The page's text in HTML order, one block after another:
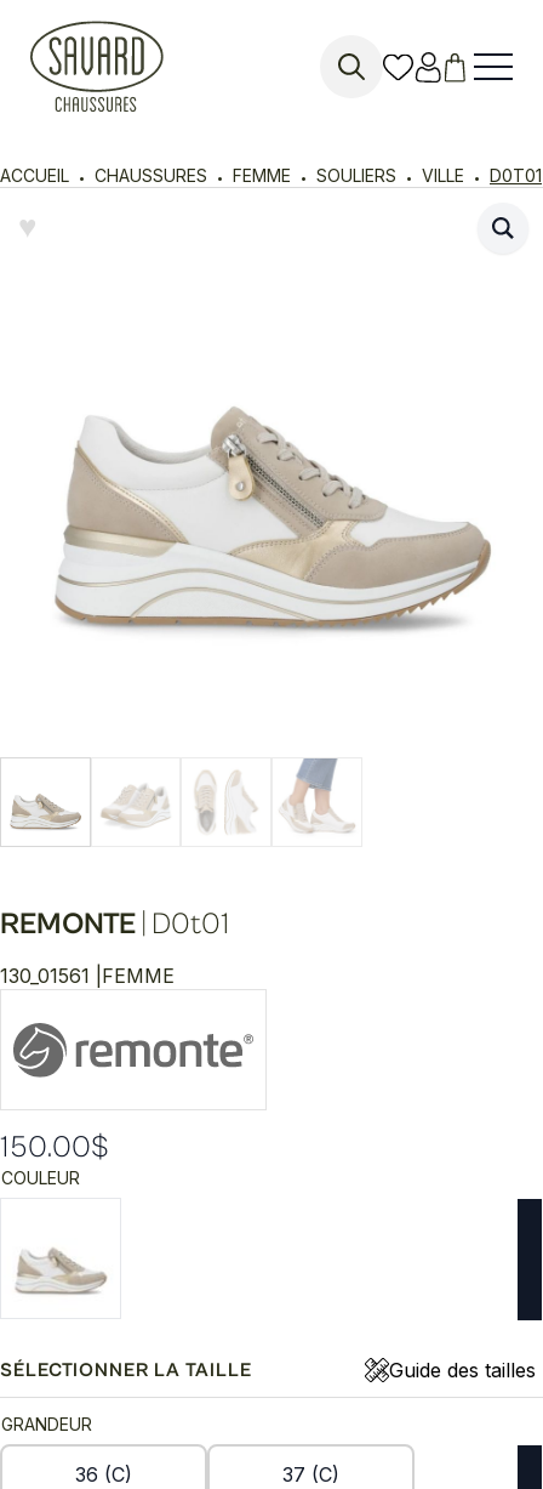
ACCUEIL CHAUSSURES FEMME SOULIERS VILLE D0T01
♥︎
REMONTE D0t01
130_01561 | FEMME
150.00$
COULEUR
SÉLECTIONNER LA TAILLE Guide des tailles
GRANDEUR
36 (C) 37 (C)